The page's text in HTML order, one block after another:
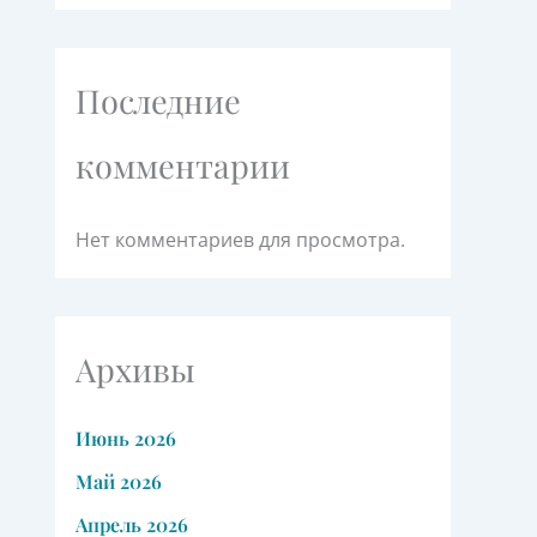
Последние
комментарии
Нет комментариев для просмотра.
Архивы
Июнь 2026
Май 2026
Апрель 2026